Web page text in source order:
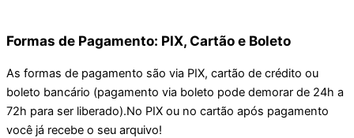
Formas de Pagamento: PIX, Cartão e Boleto
As formas de pagamento são via PIX, cartão de crédito ou
boleto bancário (pagamento via boleto pode demorar de 24h a
72h para ser liberado).No PIX ou no cartão após pagamento
você já recebe o seu arquivo!